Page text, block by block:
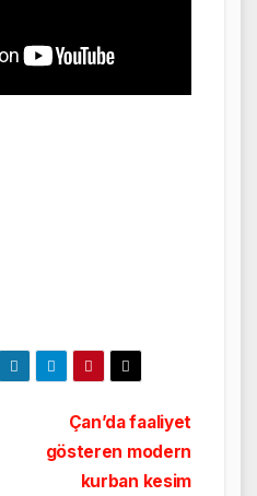
Çan’da faaliyet
gösteren modern
kurban kesim